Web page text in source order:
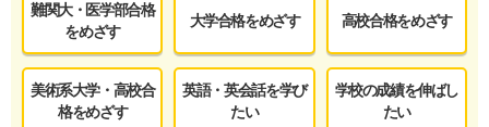
難関大・医学部合格
をめざす
大学合格をめざす 高校合格をめざす
美術系大学・高校合
格をめざす
英語・英会話を学び
たい
学校の成績を伸ばし
たい